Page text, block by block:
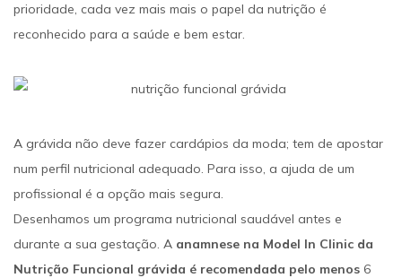
prioridade, cada vez mais mais o papel da nutrição é
reconhecido para a saúde e bem estar.
A grávida não deve fazer cardápios da moda; tem de apostar
num perfil nutricional adequado. Para isso, a ajuda de um
profissional é a opção mais segura.
Desenhamos um programa nutricional saudável antes e
durante a sua gestação. A anamnese na Model In Clinic da
Nutrição Funcional grávida é recomendada pelo menos 6
Criar uma conta